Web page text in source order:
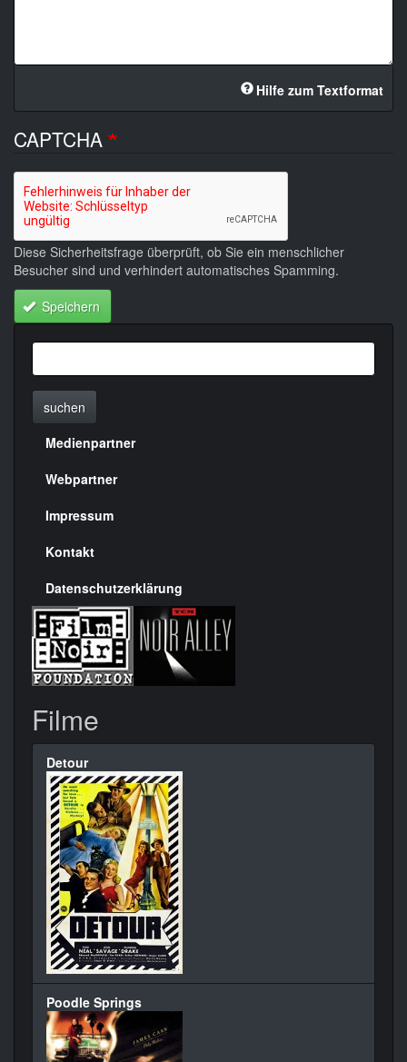
Hilfe zum Textformat
CAPTCHA
Diese Sicherheitsfrage überprüft, ob Sie ein menschlicher
Besucher sind und verhindert automatisches Spamming.
Speichern
suchen
Menülinks
rechte
Seite
Medienpartner
Webpartner
Impressum
Kontakt
Datenschutzerklärung
Filme
Detour
Poodle Springs